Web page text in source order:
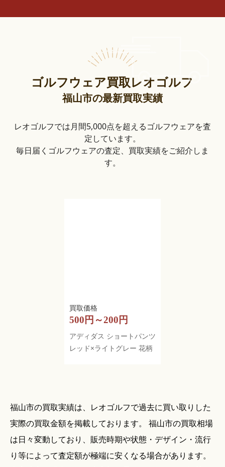
ゴルフウェア買取レオゴルフ
福山市の最新買取実績
レオゴルフでは月間5,000点を超えるゴルフウェアを査
定しています。
毎日届くゴルフウェアの査定、買取実績をご紹介しま
す。
500円～200円
アディダス ショートパンツ
レッド×ライトグレー 花柄
福山市の買取実績は、レオゴルフで過去に買い取りした
実際の買取金額を掲載しております。 福山市の買取相場
は日々変動しており、販売時期や状態・デザイン・流行
り等によって査定額が極端に安くなる場合があります。